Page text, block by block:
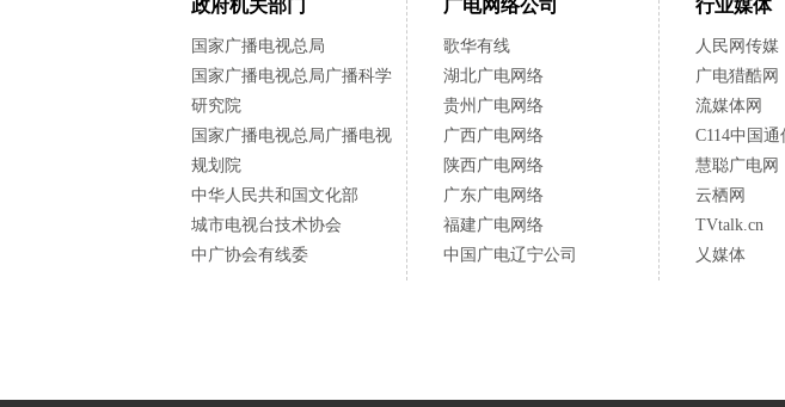
政府机关部门
国家广播电视总局
国家广播电视总局广播科学
研究院
国家广播电视总局广播电视
规划院
中华人民共和国文化部
城市电视台技术协会
中广协会有线委
广电网络公司
歌华有线
湖北广电网络
贵州广电网络
广西广电网络
陕西广电网络
广东广电网络
福建广电网络
中国广电辽宁公司
行业媒体
人民网传媒
广电猎酷网
流媒体网
C114中国通
慧聪广电网
云栖网
TVtalk.cn
乂媒体